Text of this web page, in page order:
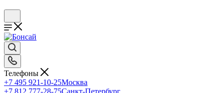
Телефоны
+7 495 921-10-25Москва
+7 812 777-28-75Санкт-Петербург